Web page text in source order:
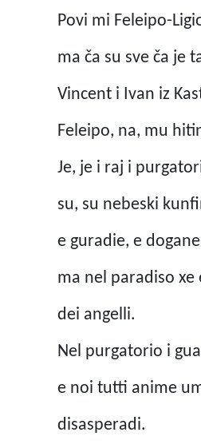
Povi mi Feleipo-
ma ča su sve ča je
Vincent i Ivan iz
Feleipo, na, mu
Je, je i raj i
su, su nebeski
e guradie, e
ma nel paradiso
dei angelli.
Nel purgatorio i
e noi tutti anime
disasperadi.